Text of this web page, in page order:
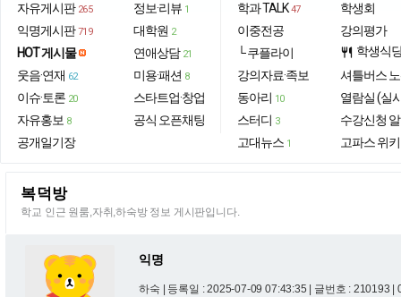
자유게시판 265
익명게시판 719
HOT 게시물
웃음·연재 62
이슈·토론 20
자유홍보 8
공개일기장
정보·리뷰 1
대학원 2
연애상담 21
미용·패션 8
스타트업·창업
공식 오픈채팅
학과 TALK 47
이중전공
└ 쿠플라이
강의자료·족보
동아리 10
스터디 3
고대뉴스 1
학생회
강의평가
restaurant 학생식
셔틀버스
열람실 (실
수강신청
고파스 위키
복덕방
학교 인근 원룸,자취,하숙방 정보 게시판입니다.
익명
하숙 | 등록일 : 2025-07-09 07:43:35 | 글번호 : 210193 |